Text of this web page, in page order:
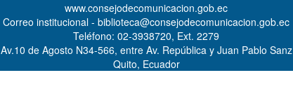
www.consejodecomunicacion.gob.ec
Correo institucional - biblioteca@consejodecomunicacion.gob.ec
Teléfono: 02-3938720, Ext. 2279
Av.10 de Agosto N34-566, entre Av. República y Juan Pablo Sanz
Quito, Ecuador